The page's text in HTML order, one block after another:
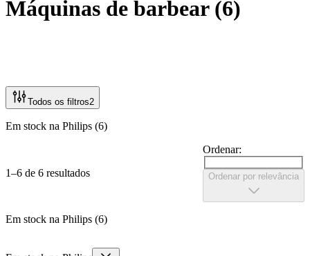
Máquinas de barbear(6)
Todos os filtros2
Em stock na Philips (6)
1–6 de 6 resultados
Ordenar:
Ordenar por relevância
Em stock na Philips (6)